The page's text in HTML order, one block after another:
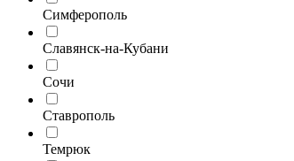
Симферополь
Славянск-на-Кубани
Сочи
Ставрополь
Темрюк